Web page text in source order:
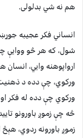
هم نه شي بدلولی.
انساني فکر عجیبه
شول، که هر څو ووایې
ارواپوهنه وايي، انسان
ورکوي، چې دده د
ورکوي چې دده له فکر
څه چې زموږ باورونو
زموږ باورونه ردوي،